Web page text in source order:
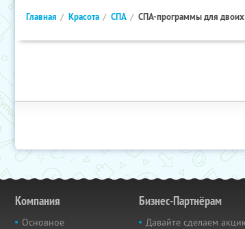
Главная Красота СПА СПА-программы для двоих
Компания
Основное
Бизнес-Партнёрам
Давайте сделаем